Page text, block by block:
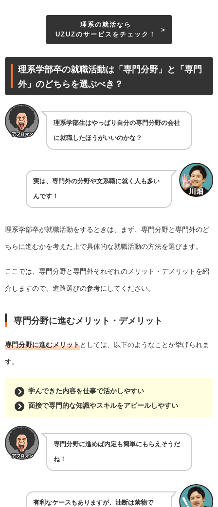
理系の就活なら
UZUZのサービスをチェック！
理系学部卒の就職活動は「専門分野」と「専門
外」のどちらを選ぶべき？
理系学部生はやっぱり自分の専門分野の会社
に就職したほうがいいのかな？
実は、専門外の分野や文系職に就く人も多い
んです！
理系学部卒が就職活動をするときは、まず、専門分野と専門外のど
ちらに進むかを考えた上で具体的な就職活動の方法を選びます。
ここでは、専門分野と専門外それぞれのメリット・デメリットを紹
介しますので、進路選びの参考にしてください。
専門分野に進むメリット・デメリット
専門分野に進むメリットとしては、以下のようなことが挙げられま
す。
学んできた内容を仕事で活かしやすい
面接で専門的な知識やスキルをアピールしやすい
専門分野に進めば内定も簡単にもらえそうだ
ね！
有利なケースもありますが、油断は禁物で